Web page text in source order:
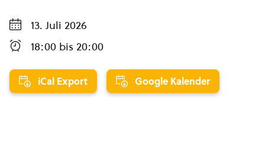
13. Juli 2026
18:00 bis 20:00
iCal Export Google Kalender